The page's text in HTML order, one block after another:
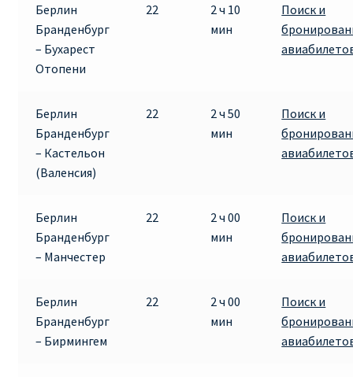
ПРАВИЛА RYANAIR В АЭРОПОРТУ И НА БОРТУ
ПРАВИЛА ПРОВОЗА БАГАЖА RYANAIR
ПУТЕШЕСТВИЕ С ДЕТЬМИ И МЛАДЕНЦАМИ
РЕЙСАМИ RYANAIR
РЕГИСТРАЦИЯ НА РЕЙС И ДОКУМЕНТЫ ДЛЯ
Информация по бронированию билетов Ryanair
Кипр
Берлин
Бранденбург
– Бухарест
Отопени
22
2 ч 10
мин
Поиск и
Берлин
Бранденбург
– Кастельон
(Валенсия)
22
2 ч 50
мин
Поиск и
Берлин
Бранденбург
– Манчестер
22
2 ч 00
мин
Поиск и
Берлин
Бранденбург
– Бирмингем
22
2 ч 00
мин
Поиск и